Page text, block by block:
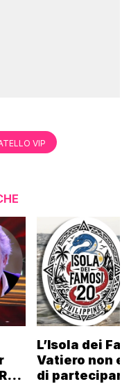
VIP
L’Isola dei
Vatiero non
di